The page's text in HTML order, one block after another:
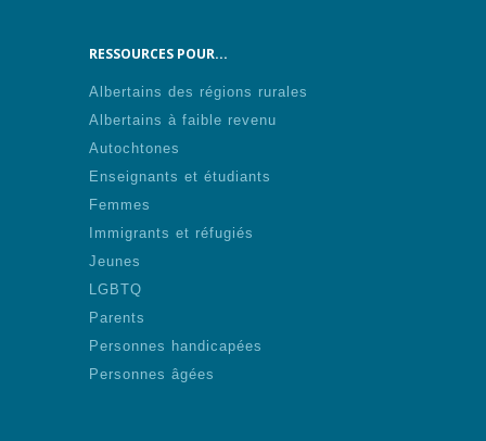
RESSOURCES POUR...
Albertains des régions rurales
Albertains à faible revenu
Autochtones
Enseignants et étudiants
Femmes
Immigrants et réfugiés
Jeunes
LGBTQ
Parents
Personnes handicapées
Personnes âgées